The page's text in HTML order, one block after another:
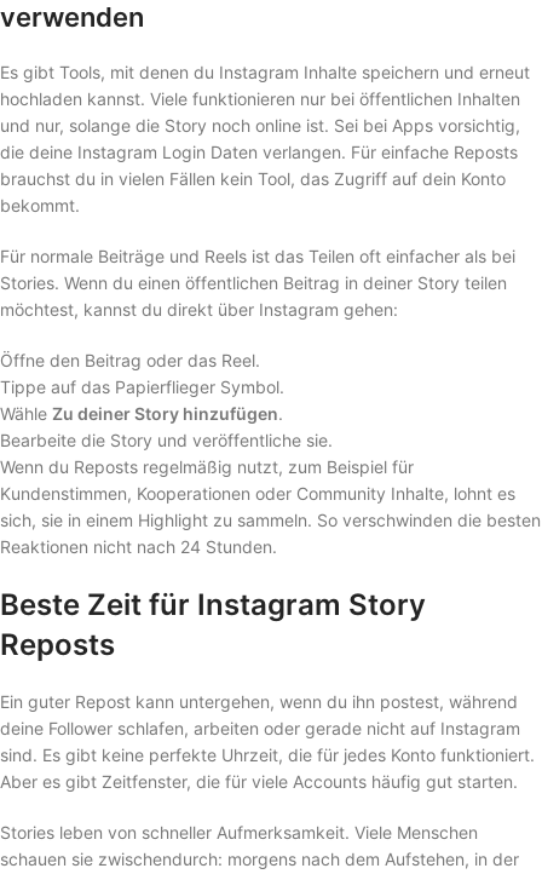
verwenden
Es gibt Tools, mit denen du Instagram Inhalte speichern und erneut
hochladen kannst. Viele funktionieren nur bei öffentlichen Inhalten
und nur, solange die Story noch online ist. Sei bei Apps vorsichtig,
die deine Instagram Login Daten verlangen. Für einfache Reposts
brauchst du in vielen Fällen kein Tool, das Zugriff auf dein Konto
bekommt.
Für normale Beiträge und Reels ist das Teilen oft einfacher als bei
Stories. Wenn du einen öffentlichen Beitrag in deiner Story teilen
möchtest, kannst du direkt über Instagram gehen:
Öffne den Beitrag oder das Reel.
Tippe auf das Papierflieger Symbol.
Wähle Zu deiner Story hinzufügen.
Bearbeite die Story und veröffentliche sie.
Wenn du Reposts regelmäßig nutzt, zum Beispiel für
Kundenstimmen, Kooperationen oder Community Inhalte, lohnt es
sich, sie in einem Highlight zu sammeln. So verschwinden die besten
Reaktionen nicht nach 24 Stunden.
Beste Zeit für Instagram Story
Reposts
Ein guter Repost kann untergehen, wenn du ihn postest, während
deine Follower schlafen, arbeiten oder gerade nicht auf Instagram
sind. Es gibt keine perfekte Uhrzeit, die für jedes Konto funktioniert.
Aber es gibt Zeitfenster, die für viele Accounts häufig gut starten.
Stories leben von schneller Aufmerksamkeit. Viele Menschen
schauen sie zwischendurch: morgens nach dem Aufstehen, in der